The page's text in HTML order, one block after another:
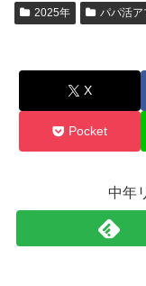
2025年 パパ活ア
X
Pocket
中年